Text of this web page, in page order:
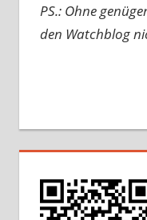
PS.: Ohne
den Watchblog